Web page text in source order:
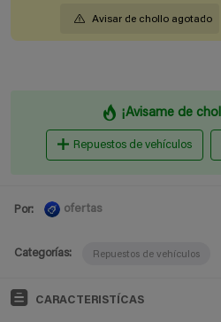
Avisar de chollo agotado
¡Avisame de
Repuestos de vehículos
Por: ofertas
Categorías: Repuestos de vehículos
CARACTERISTÍCAS